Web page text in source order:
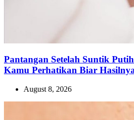
Pantangan Setelah Suntik
Kamu Perhatikan Biar
August 8, 2026